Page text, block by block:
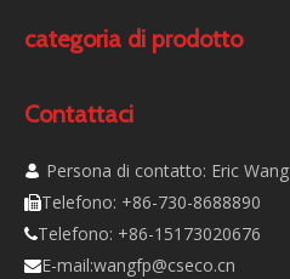
categoria di prodotto
Contattaci
 Persona di contatto: Eric Wang
Telefono: +86-730-8688890
Telefono: +86-15173020676
E-mail:wangfp@cseco.cn